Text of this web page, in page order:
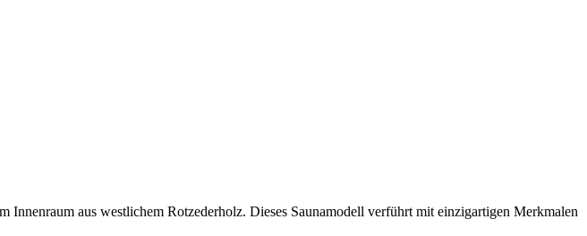
aus westlichem Rotzederholz. Dieses Saunamodell verführt mit einzigartigen Merkmalen